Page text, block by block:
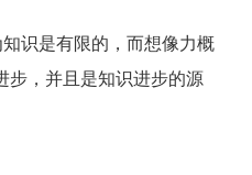
识是有限的，而想像力概
步，并且是知识进步的源